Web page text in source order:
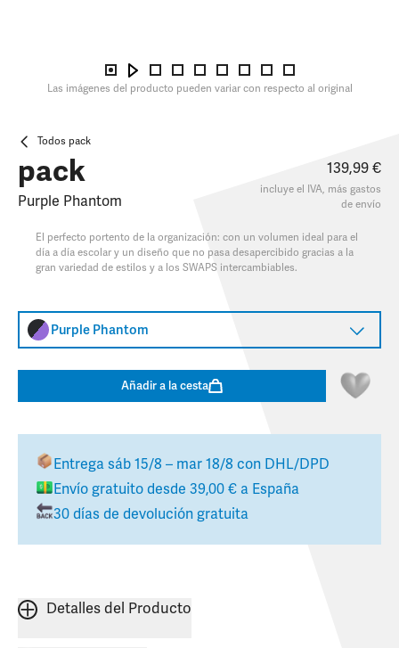
Las imágenes del producto pueden variar con respecto al original
Todos pack
pack
Purple Phantom
139,99 €
incluye el IVA, más gastos
de envío
El perfecto portento de la organización: con un volumen ideal para el
día a día escolar y un diseño que no pasa desapercibido gracias a la
gran variedad de estilos y a los SWAPS intercambiables.​
Purple Phantom
Añadir a la cesta
Entrega sáb 15/8 – mar 18/8 con DHL/DPD
Envío gratuito desde 39,00 € a España
30 días de devolución gratuita
Detalles del Producto